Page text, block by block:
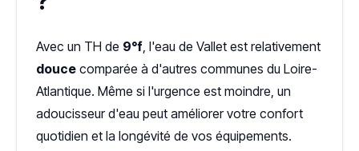
Avec un TH de 9°f , l'eau de Vallet est relativement
douce comparée à d'autres communes du Loire-
Atlantique. Même si l'urgence est moindre, un
adoucisseur d'eau peut améliorer votre confort
quotidien et la longévité de vos équipements.